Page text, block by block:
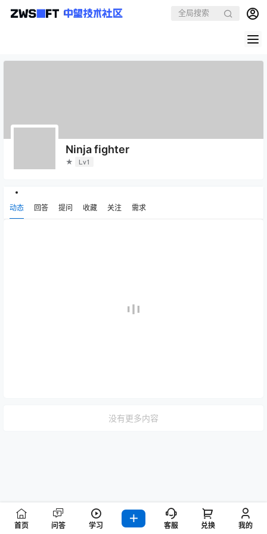
Ninja fighter
★ Lv1
动态 回答 提问 收藏 关注 需求
没有更多内容
首页 问答 学习 客服 兑换 我的